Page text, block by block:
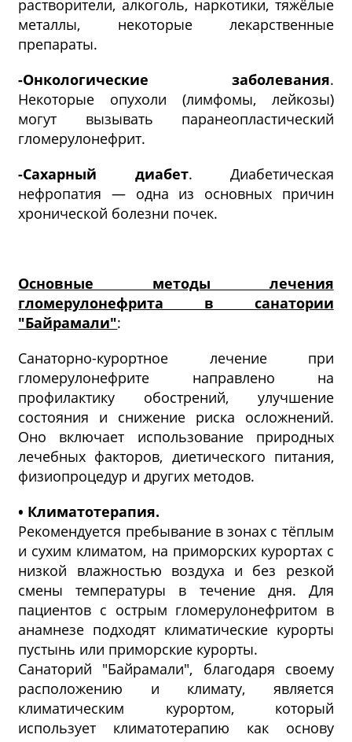
растворители, алкоголь, наркотики, тяжёлые
металлы, некоторые лекарственные
препараты.
-Онкологические заболевания.
Некоторые опухоли (лимфомы, лейкозы)
могут вызывать паранеопластический
гломерулонефрит.
-Сахарный диабет. Диабетическая
нефропатия — одна из основных причин
хронической болезни почек.
Основные методы лечения
гломерулонефрита в санатории
"Байрамали":
Санаторно-курортное лечение при
гломерулонефрите направлено на
профилактику обострений, улучшение
состояния и снижение риска осложнений.
Оно включает использование природных
лечебных факторов, диетического питания,
физиопроцедур и других методов.
• Климатотерапия.
Рекомендуется пребывание в зонах с тёплым
и сухим климатом, на приморских курортах с
низкой влажностью воздуха и без резкой
смены температуры в течение дня. Для
пациентов с острым гломерулонефритом в
анамнезе подходят климатические курорты
пустынь или приморские курорты.
Санаторий "Байрамали", благодаря своему
расположению и климату, является
климатическим курортом, который
использует климатотерапию как основу